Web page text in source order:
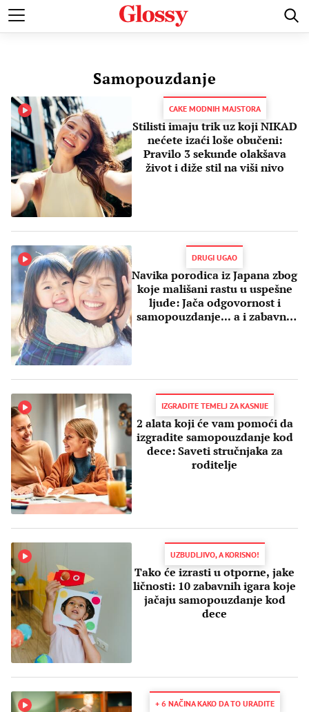
POZNATI MODA I LEPOTA ZDRAVI I SREĆNI LJUBAV
Samopouzdanje
CAKE MODNIH MAJSTORA
Stilisti imaju trik uz koji NIKAD
nećete izaći loše obučeni:
Pravilo 3 sekunde olakšava
život i diže stil na viši nivo
DRUGI UGAO
Navika porodica iz Japana zbog
koje mališani rastu u uspešne
ljude: Jača odgovornost i
samopouzdanje... a i zabavno
IZGRADITE TEMELJ ZA KASNIJE
2 alata koji će vam pomoći da
izgradite samopouzdanje kod
dece: Saveti stručnjaka za
roditelje
UZBUDLJIVO, A KORISNO!
Tako će izrasti u otporne, jake
ličnosti: 10 zabavnih igara koje
jačaju samopouzdanje kod
dece
+ 6 NAČINA KAKO DA TO URADITE